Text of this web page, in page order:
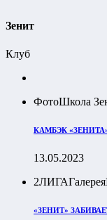
Зенит
Клуб
ФотоШкола
КАМБЭК
13.05.2023
2ЛИГАГалерея
«ЗЕНИТ»